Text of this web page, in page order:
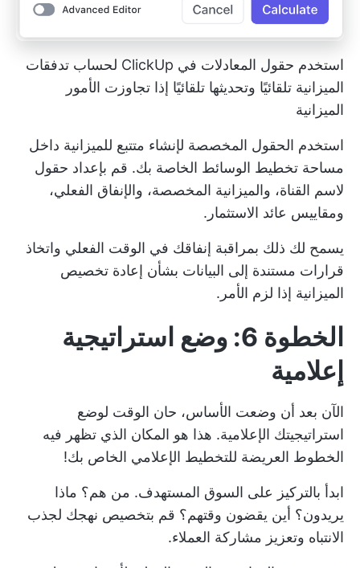
استخدم حقول المعادلات في ClickUp لحساب تدفقات
الميزانية تلقائيًا وتحديثها تلقائيًا إذا تجاوزت الأمور
الميزانية
استخدم الحقول المخصصة لإنشاء متتبع للميزانية داخل
مساحة تخطيط الوسائط الخاصة بك. قم بإعداد حقول
لاسم القناة، والميزانية المخصصة، والإنفاق الفعلي،
ومقاييس عائد الاستثمار.
يسمح لك ذلك بمراقبة إنفاقك في الوقت الفعلي واتخاذ
قرارات مستندة إلى البيانات بشأن إعادة تخصيص
الميزانية إذا لزم الأمر.
الخطوة 6: وضع استراتيجية
إعلامية
الآن بعد أن وضعت الأساس، حان الوقت لوضع
استراتيجيتك الإعلامية. هذا هو المكان الذي تظهر فيه
الخطوط العريضة للتخطيط الإعلامي الخاص بك!
ابدأ بالتركيز على السوق المستهدف. من هم؟ ماذا
يريدون؟ أين يقضون وقتهم؟ قم بتخصيص نهجك لجذب
الانتباه وتعزيز مشاركة العملاء.